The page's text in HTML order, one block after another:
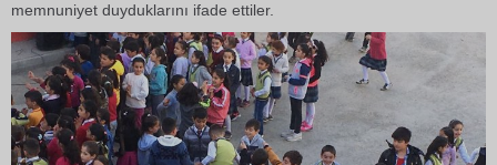
memnuniyet duyduklarını ifade ettiler.